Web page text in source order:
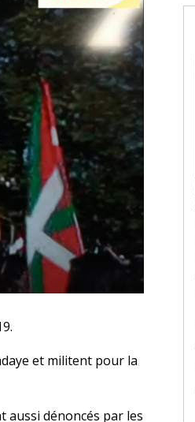
et militent pour la
aussi dénoncés par les